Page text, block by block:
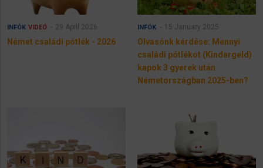
INFÓK VIDEÓ 29 April 2026
Német családi pótlék - 2026
INFÓK 15 January 2025
Olvasónk kérdése: Mennyi
családi pótlékot (Kindergeld)
kapok 3 gyerek után
Németországban 2025-ben?